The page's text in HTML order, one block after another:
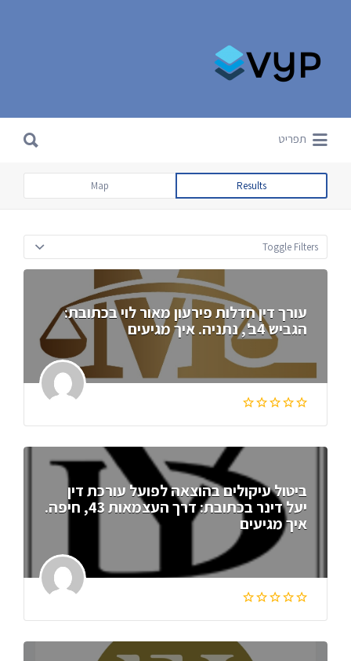
תפריט
Results
Map
Toggle Filters
עורך דין חדלות פירעון מאור לוי בכתובת:
הגביש 4ב', נתניה. איך מגיעים
ביטול עיקולים בהוצאה לפועל עורכת דין
יעל דינר בכתובת: דרך העצמאות 43, חיפה.
איך מגיעים